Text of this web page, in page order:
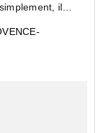
ils
préservés,